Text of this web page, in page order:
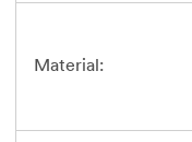
Material: